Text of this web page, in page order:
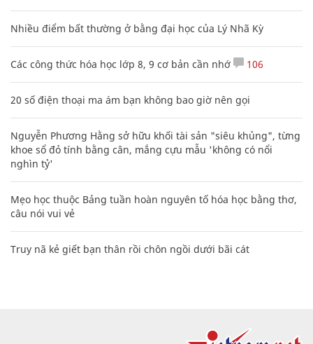
Nhiều điểm bất thường ở bằng đại học của Lý Nhã Kỳ
Các công thức hóa học lớp 8, 9 cơ bản cần nhớ 106
20 số điện thoại ma ám bạn không bao giờ nên gọi
Nguyễn Phương Hằng sở hữu khối tài sản "siêu khủng", từng
khoe sổ đỏ tính bằng cân, mắng cựu mẫu 'không có nổi
nghìn tỷ'
Mẹo học thuộc Bảng tuần hoàn nguyên tố hóa học bằng thơ,
câu nói vui vẻ
Truy nã kẻ giết bạn thân rồi chôn ngồi dưới bãi cát